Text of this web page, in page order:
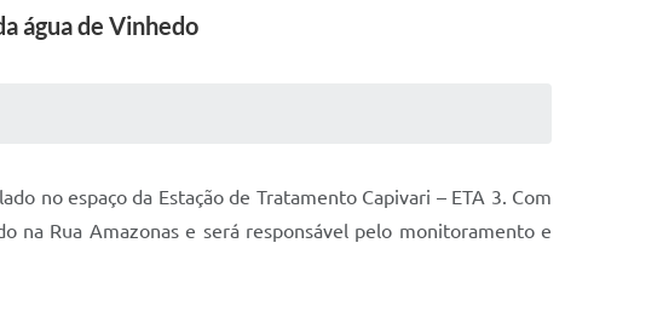
água de Vinhedo
no espaço da Estação de Tratamento Capivari – ETA 3. Com
na Rua Amazonas e será responsável pelo monitoramento e